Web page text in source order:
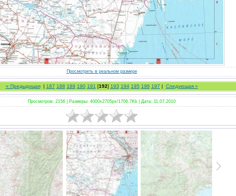
Просмотреть в реальном размере
« Предыдущая| 187 188 189 190 191 [192] 193 194 195 196 197 | Следующая »
Просмотров: 2156 | Размеры: 4000x2705px/1706.7Kb | Дата: 11.07.2010